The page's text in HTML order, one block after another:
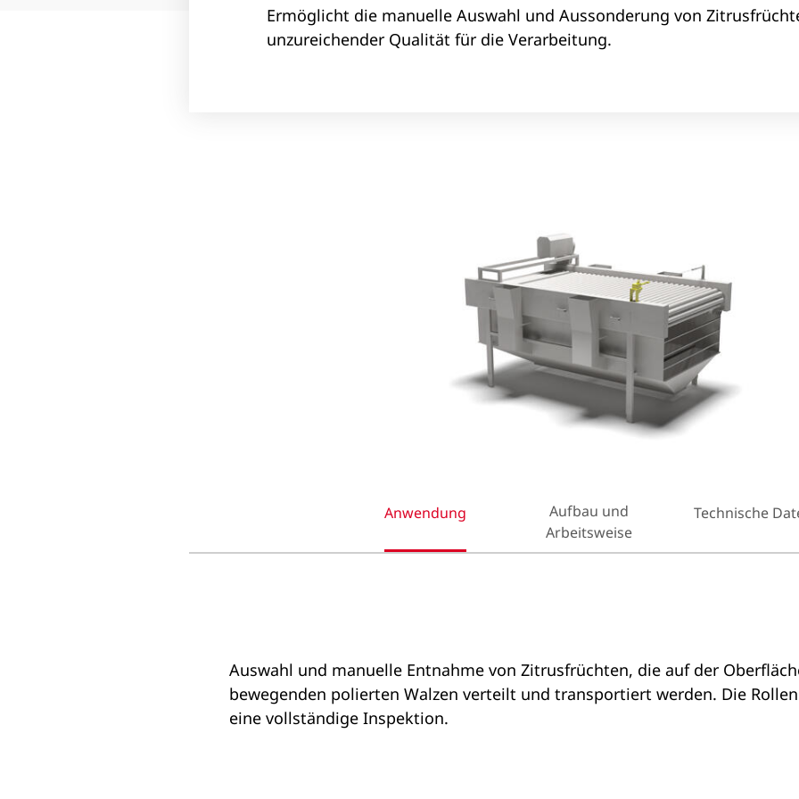
Ermöglicht die manuelle Auswahl und Aussonderung von
unzureichender Qualität für die Verarbeitung.
Anwendung
Aufbau und
Arbeitsweise
Technische
Auswahl und manuelle Entnahme von Zitrusfrüchten, die auf der
bewegenden polierten Walzen verteilt und transportiert werden. Die
eine vollständige Inspektion.